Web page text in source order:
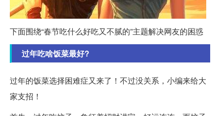
下面围绕“春节吃什么好吃又不腻的”主题解决网友的困惑
过年吃啥饭菜最好?
过年的饭菜选择困难症又来了！不过没关系，小编来给大
家支招！